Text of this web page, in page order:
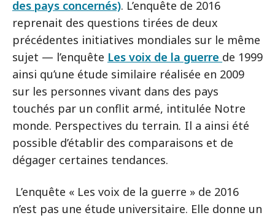
des pays concernés). L’enquête de 2016
reprenait des questions tirées de deux
précédentes initiatives mondiales sur le même
sujet — l’enquête Les voix de la guerre de 1999
ainsi qu’une étude similaire réalisée en 2009
sur les personnes vivant dans des pays
touchés par un conflit armé, intitulée Notre
monde. Perspectives du terrain. Il a ainsi été
possible d’établir des comparaisons et de
dégager certaines tendances.
L’enquête « Les voix de la guerre » de 2016
n’est pas une étude universitaire. Elle donne un